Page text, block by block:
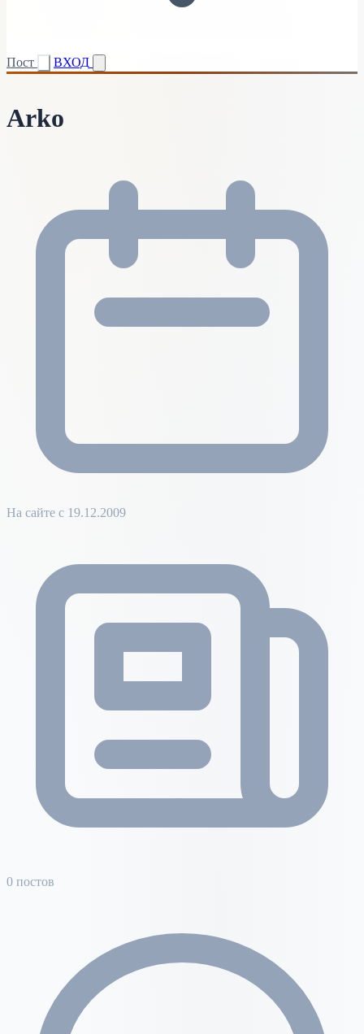
Пост ВХОД
Arko
На сайте с 19.12.2009
0 постов